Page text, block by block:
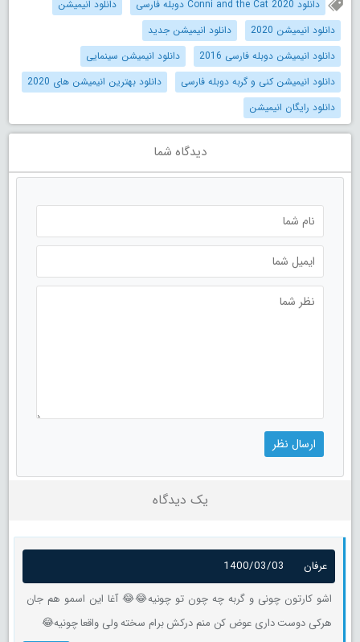
دانلود Conni and the Cat 2020 دوبله فارسی
دانلود انیمیشن
دانلود انیمیشن 2020
دانلود انیمیشن جدید
دانلود انیمیشن دوبله فارسی 2016
دانلود انیمیشن سینمایی
دانلود انیمیشن کنی و گربه دوبله فارسی
دانلود بهترین انیمیشن های 2020
دانلود رایگان انیمیشن
دیدگاه شما
یک دیدگاه
عرفان
1400/03/03
اشو کارتون چونی و گربه چه چون تو چونیه😂😂 آغا این اسمو هم جان
هرکی دوست داری عوض کن منم درکش برام سخته ولی واقعا چونیه😂